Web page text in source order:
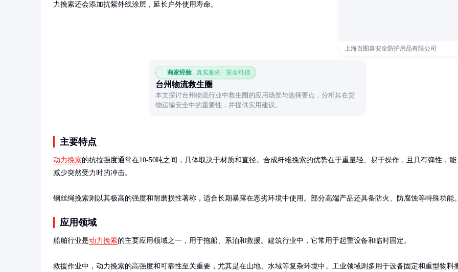
上海百图喜安全防护用品有限公司
力挽索还会添加抗紫外线涂层，延长户外使用寿命。
商家经验 真实案例 · 安全可信
台州物流救生圈
本文探讨台州物流行业中救生圈的应用场景与选择要点，分析其在货
物运输安全中的重要性，并提供实用建议。
主要特点
动力挽索的抗拉强度通常在10-50吨之间，具体取决于材质和直径。合成纤维挽索的优势在于重量轻、易于操作，且具有弹性，能
减少突然受力时的冲击。
钢丝绳挽索则以其极高的强度和耐磨损性著称，适合长期暴露在恶劣环境中使用。部分高端产品还具备防火、防腐蚀等特殊功能
应用领域
船舶行业是动力挽索的主要应用领域之一，用于拖船、系泊和救援。建筑行业中，它常用于起重设备和临时固定。
救援作业中，动力挽索的高强度和可靠性至关重要，尤其是在山地、水域等复杂环境中。工业领域则多用于设备固定和重型物料